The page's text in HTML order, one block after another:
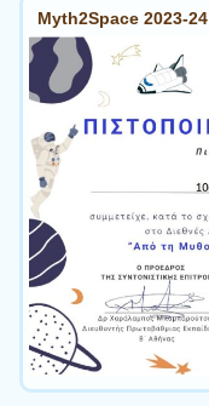
Myth2Space 2023-24